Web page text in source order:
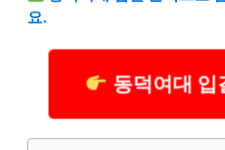
요.
동덕여대 입